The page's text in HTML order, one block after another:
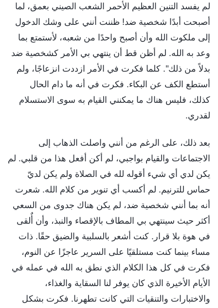
لم يفسد التنين العظيم الأحمر الشعب الصيني بعمق، لما
أصبحت أبدًا شخصية ضد! ظننت أنني على وشك الدخول
إلى ملكوت الله وأن أصبح واحدًا من شعبه، لأستمتع بما
وعد به الله. لم أظن قط أن ينتهي بي الأمر كشخصية ضد
بدلاً من ذلك". كلما فكرت في الأمر ازددت انزعاجًا، ولم
أستطع الكف عن البكاء. فكرت في أنه ما دام الحال
كذلك، فليس هناك ما يمكنني القيام به سوى الاستسلام
لقدري.
بعد ذلك، على الرغم من أنني واصلت الذهاب إلى
الاجتماعات والقيام بواجبي، لم أكن أفعل هذا من قلبي. لم
يكن لدي أي شيء أقوله لله في الصلاة ولم يكن لديّ
حماس للترنيم. لم أكسب أي تنوير من كلام الله. شعرت
أنه بما أنني شخصية ضد، لم يكن هناك جدوى من السعي
أكثر حيث سينتهي بي المطاف بالإقصاء والنبذ، وأن أٌلقى
في هوة بلا قرار. كنت أشعر بالسلبية والضيق حقًا. ذات
مساء بينما كنت مستلقيًا على السرير عاجزًا عن النوم،
فكرت في كل هذا الكلام الذي نطق به الله في عمله في
الأيام الأخيرة الذي كان يوفر لنا السقاية والغذاء،
والاختبارات والتنقيات التي كانت تطهرنا. فكرت بشكل